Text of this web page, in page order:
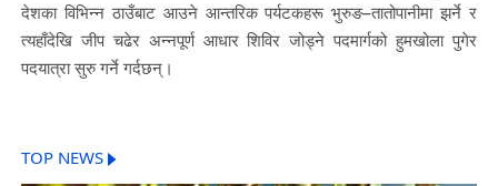
देशका विभिन्न ठाउँबाट आउने आन्तरिक पर्यटकहरू भुरुङ–तातोपानीमा झर्ने र
त्यहाँदेखि जीप चढेर अन्नपूर्ण आधार शिविर जोड्ने पदमार्गको हुमखोला पुगेर
पदयात्रा सुरु गर्ने गर्दछन्।
TOP NEWS